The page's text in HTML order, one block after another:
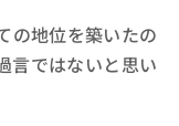
の地位を築いたの
言ではないと思い